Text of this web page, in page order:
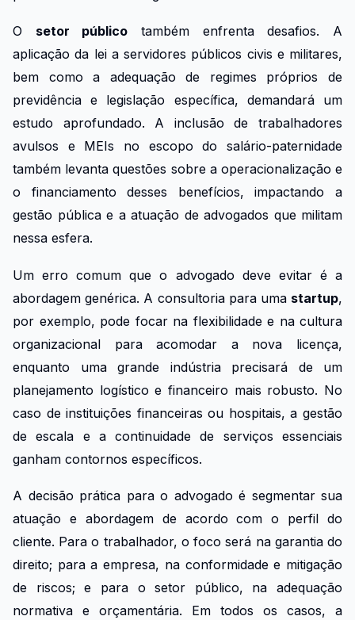
O setor público também enfrenta desafios. A
aplicação da lei a servidores públicos civis e militares,
bem como a adequação de regimes próprios de
previdência e legislação específica, demandará um
estudo aprofundado. A inclusão de trabalhadores
avulsos e MEIs no escopo do salário-paternidade
também levanta questões sobre a operacionalização e
o financiamento desses benefícios, impactando a
gestão pública e a atuação de advogados que militam
nessa esfera.
Um erro comum que o advogado deve evitar é a
abordagem genérica. A consultoria para uma startup,
por exemplo, pode focar na flexibilidade e na cultura
organizacional para acomodar a nova licença,
enquanto uma grande indústria precisará de um
planejamento logístico e financeiro mais robusto. No
caso de instituições financeiras ou hospitais, a gestão
de escala e a continuidade de serviços essenciais
ganham contornos específicos.
A decisão prática para o advogado é segmentar sua
atuação e abordagem de acordo com o perfil do
cliente. Para o trabalhador, o foco será na garantia do
direito; para a empresa, na conformidade e mitigação
de riscos; e para o setor público, na adequação
normativa e orçamentária. Em todos os casos, a